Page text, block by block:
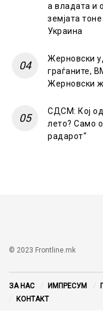
а владата и
земјата
Украина
Жерновски
граѓаните,
Жерновски
СДСМ: Кој
лето? Само
радарот“
© 2023 Frontline.mk
ЗА НАС ИМПРЕСУМ
КОНТАКТ